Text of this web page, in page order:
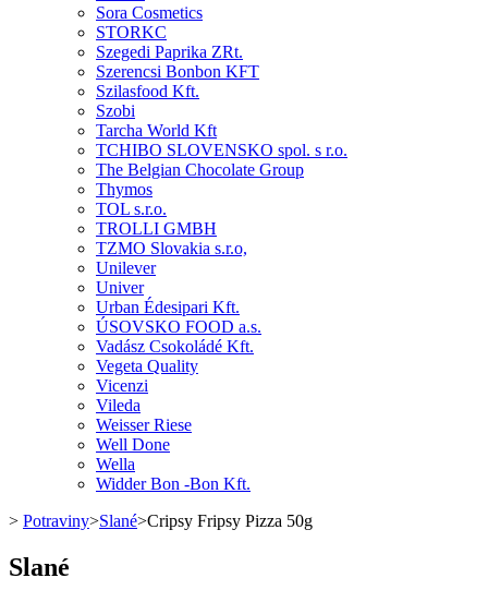
Sora Cosmetics
STORKC
Szegedi Paprika ZRt.
Szerencsi Bonbon KFT
Szilasfood Kft.
Szobi
Tarcha World Kft
TCHIBO SLOVENSKO spol. s r.o.
The Belgian Chocolate Group
Thymos
TOL s.r.o.
TROLLI GMBH
TZMO Slovakia s.r.o,
Unilever
Univer
Urban Édesipari Kft.
ÚSOVSKO FOOD a.s.
Vadász Csokoládé Kft.
Vegeta Quality
Vicenzi
Vileda
Weisser Riese
Well Done
Wella
Widder Bon -Bon Kft.
> Potraviny>Slané>Cripsy Fripsy Pizza 50g
Slané